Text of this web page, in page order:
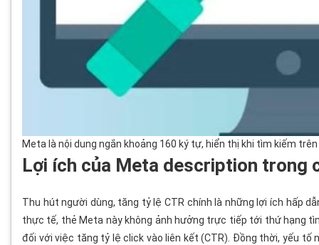
Meta là nội dung ngắn khoảng 160 ký tự, hiển thị khi tìm kiếm trên
Lợi ích của Meta description trong
Thu hút người dùng, tăng tỷ lệ CTR chính là những lợi ích hấp
thực tế, thẻ Meta này không ảnh hưởng trực tiếp tới thứ hạng
đối với việc tăng tỷ lệ click vào liên kết (CTR). Đồng thời, yếu